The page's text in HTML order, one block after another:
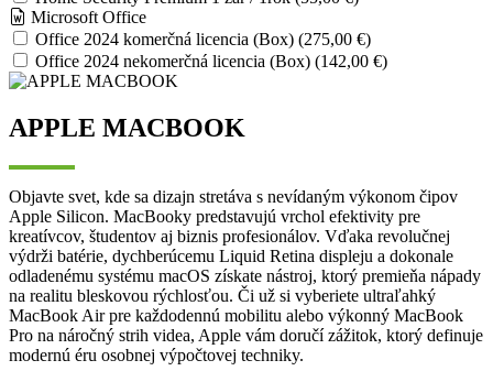
Microsoft Office
Office 2024 komerčná licencia (Box) (275,00 €)
Office 2024 nekomerčná licencia (Box) (142,00 €)
APPLE MACBOOK
Objavte svet, kde sa dizajn stretáva s nevídaným výkonom čipov
Apple Silicon. MacBooky predstavujú vrchol efektivity pre
kreatívcov, študentov aj biznis profesionálov. Vďaka revolučnej
výdrži batérie, dychberúcemu Liquid Retina displeju a dokonale
odladenému systému macOS získate nástroj, ktorý premieňa nápady
na realitu bleskovou rýchlosťou. Či už si vyberiete ultraľahký
MacBook Air pre každodennú mobilitu alebo výkonný MacBook
Pro na náročný strih videa, Apple vám doručí zážitok, ktorý definuje
modernú éru osobnej výpočtovej techniky.